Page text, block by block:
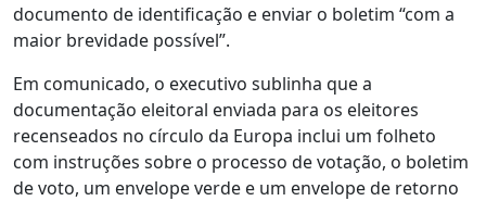
documento de identificação e enviar o boletim “com a
maior brevidade possível”.
Em comunicado, o executivo sublinha que a
documentação eleitoral enviada para os eleitores
recenseados no círculo da Europa inclui um folheto
com instruções sobre o processo de votação, o boletim
de voto, um envelope verde e um envelope de retorno